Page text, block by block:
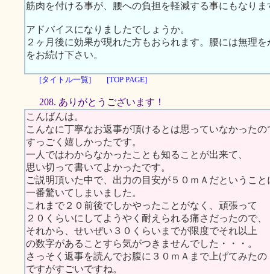
筋肉を付ける事が、腰への負担を軽減する事にもなりま
アドバイスになりましたでしょうか。
２ヶ月後に効果が現れた方もおられます。腰には無理
をお続け下さい。
[タイトル一覧] [TOP PAGE]
208. ありがとうございます！
こんばんは。
こんなに丁寧なお返事が頂けるとは思っていなかったの
すっごく嬉しかったです。
一人ではわからなかったことも知ることが出来て、
思い切って書いてよかったです。
ご説明頂いた中で、出力の目安が５０ｍＡだということ
一番驚いてしまいました。
これまで２０前後でしかやったことがなく、頑張って
２０くらいにしてようやく耐えられる痛さだったので、
それから、せいぜい３０くらいまでが限度でそれ以上
の数字があることすら気がつきませんでした・・・。
さっそく返事を読んでお腹に３０ｍＡまで上げてみたの
ですがすごいですね。